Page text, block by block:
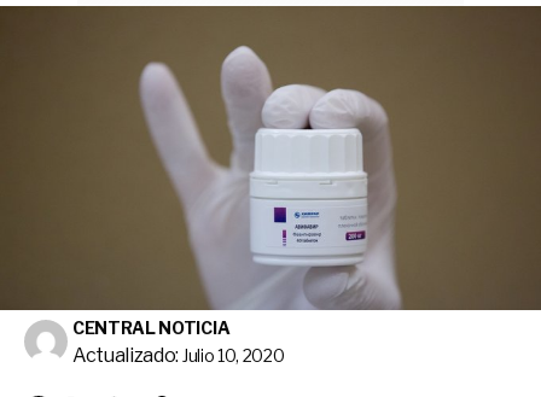
CENTRAL NOTICIA
Actualizado: Julio 10, 2020